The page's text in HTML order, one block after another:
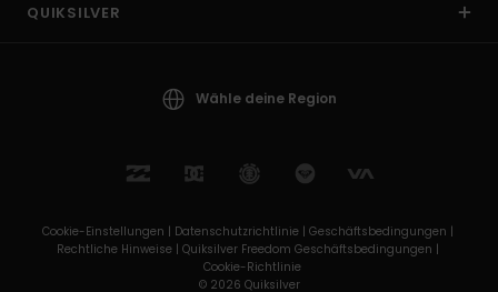
QUIKSILVER
Wähle deine Region
Cookie-Einstellungen | Datenschutzrichtlinie | Geschäftsbedingungen |
Rechtliche Hinweise | Quiksilver Freedom Geschäftsbedingungen |
Cookie-Richtlinie
© 2026 Quiksilver